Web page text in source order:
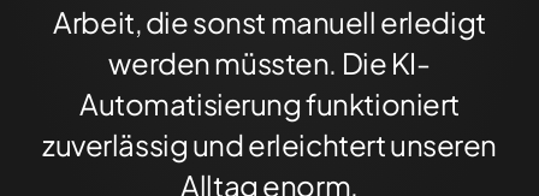
Arbeit, die sonst manuell erledigt
werden müssten. Die KI-
Automatisierung funktioniert
zuverlässig und erleichtert unseren
Alltag enorm.